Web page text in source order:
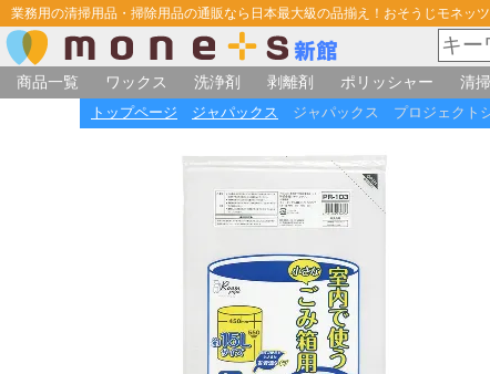
業務用の清掃用品・掃除用品の通販なら日本最大級の品揃え！おそうじモネッツ
商品一覧
ワックス 洗浄剤 剥離剤 ポリッシャー 清
トップページ ジャパックス ジャパックス プロジェクト